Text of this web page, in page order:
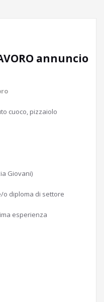
annuncio
cuoco, pizzaiolo
Giovani)
o diploma di settore
esperienza